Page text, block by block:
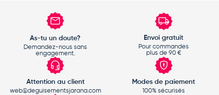
As-tu un doute?
Demandez-nous sans
engagement.
Envoi gratuit
Pour commandes
plus de 90 €
Attention au client
web@deguisementsjarana.com
Modes de paiement
100% sécurisés